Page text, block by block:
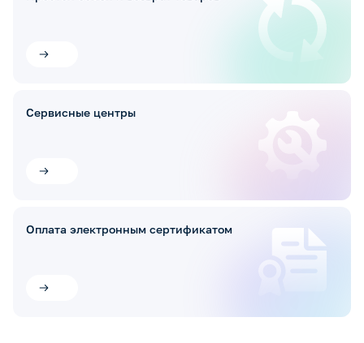
Сервисные центры
Оплата электронным сертификатом